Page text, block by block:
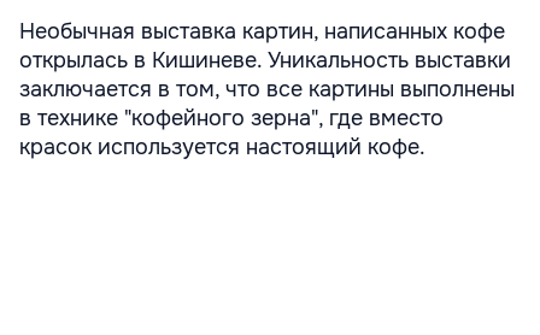
Необычная выставка картин, написанных кофе
открылась в Кишиневе. Уникальность выставки
заключается в том, что все картины выполнены
в технике "кофейного зерна", где вместо
красок используется настоящий кофе.